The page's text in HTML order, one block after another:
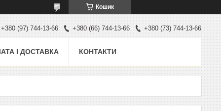
Кошик
+380 (97) 744-13-66 +380 (66) 744-13-66 +380 (73) 744-13-66
І ДОСТАВКА КОНТАКТИ